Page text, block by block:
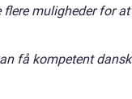
muligheder for at
få kompetent dansk